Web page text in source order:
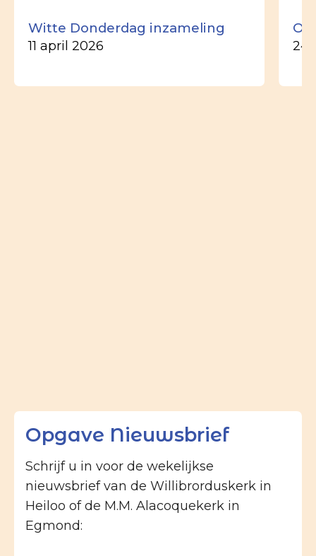
Witte Donderdag inzameling
11 april 2026 24
Opgave Nieuwsbrief
Schrijf u in voor de wekelijkse
nieuwsbrief van de Willibrorduskerk in
Heiloo of de M.M. Alacoquekerk in
Egmond: